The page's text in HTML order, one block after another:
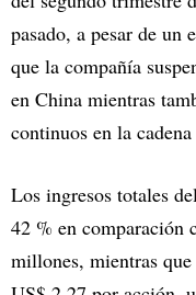
pasado, a pesar de
que la compañía
en China mientras
continuos en la
Los ingresos totales
42 % en comparación
millones, mientras